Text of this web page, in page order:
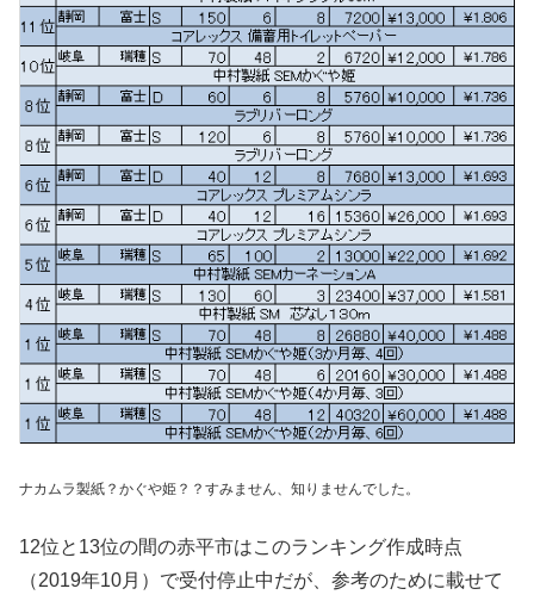
ナカムラ製紙？かぐや姫？？すみません、知りませんでした。
12位と13位の間の赤平市はこのランキング作成時点
（2019年10月）で受付停止中だが、参考のために載せて